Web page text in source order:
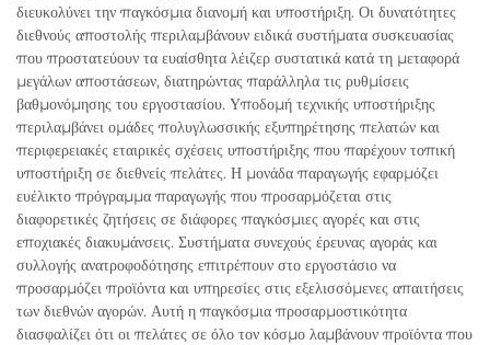
διευκολύνει την παγκόσμια διανομή και υποστήριξη. Οι δυνατότητες
διεθνούς αποστολής περιλαμβάνουν ειδικά συστήματα συσκευασίας
που προστατεύουν τα ευαίσθητα λέιζερ συστατικά κατά τη μεταφορά
μεγάλων αποστάσεων, διατηρώντας παράλληλα τις ρυθμίσεις
βαθμονόμησης του εργοστασίου. Υποδομή τεχνικής υποστήριξης
περιλαμβάνει ομάδες πολυγλωσσικής εξυπηρέτησης πελατών και
περιφερειακές εταιρικές σχέσεις υποστήριξης που παρέχουν τοπική
υποστήριξη σε διεθνείς πελάτες. Η μονάδα παραγωγής εφαρμόζει
ευέλικτο πρόγραμμα παραγωγής που προσαρμόζεται στις
διαφορετικές ζητήσεις σε διάφορες παγκόσμιες αγορές και στις
εποχιακές διακυμάνσεις. Συστήματα συνεχούς έρευνας αγοράς και
συλλογής ανατροφοδότησης επιτρέπουν στο εργοστάσιο να
προσαρμόζει προϊόντα και υπηρεσίες στις εξελισσόμενες απαιτήσεις
των διεθνών αγορών. Αυτή η παγκόσμια προσαρμοστικότητα
διασφαλίζει ότι οι πελάτες σε όλο τον κόσμο λαμβάνουν προϊόντα που